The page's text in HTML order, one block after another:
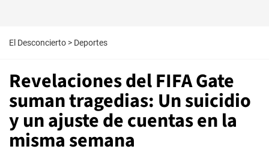
El Desconcierto > Deportes
Revelaciones del FIFA Gate
suman tragedias: Un suicidio
y un ajuste de cuentas en la
misma semana